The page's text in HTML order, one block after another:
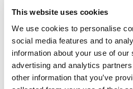
This website uses cookies
We use cookies to personalise
social media features and to
information about your use of our
advertising and analytics
other information that you’ve
Grundéns
CrossCurrent Boat Shoe |